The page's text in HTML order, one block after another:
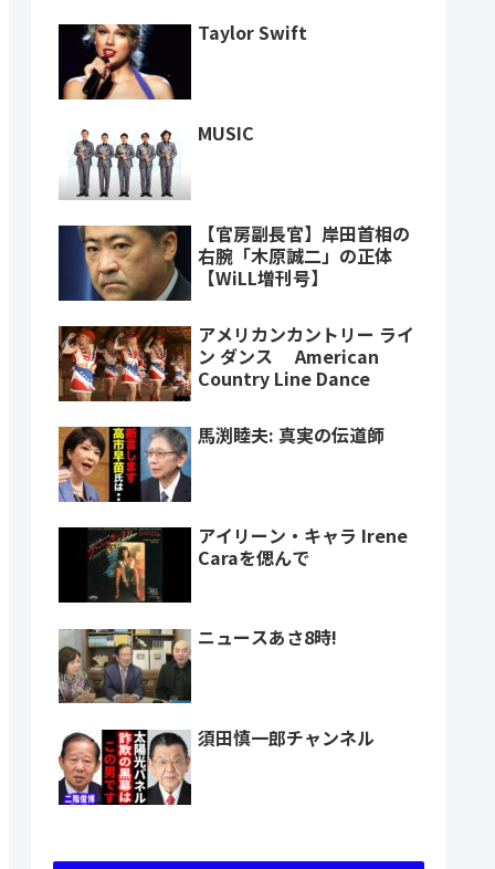
Taylor Swift
MUSIC
【官房副長官】岸田首相の
右腕「木原誠二」の正体
【WiLL増刊号】
アメリカンカントリー ライ
ン ダンス American
Country Line Dance
馬渕睦夫: 真実の伝道師
アイリーン・キャラ Irene
Caraを偲んで
ニュースあさ8時!
須田慎一郎チャンネル